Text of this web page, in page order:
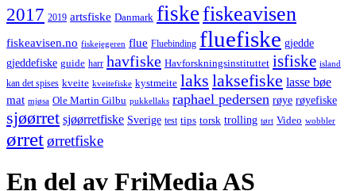
2017 2019 artsfiske Danmark fiskefiskeavisen
fiskeavisen.no fiskejegeren flue Fluebinding fluefiske gjedde
gjeddefiske guide harr havfiske Havforskningsinstituttet isfiske island
kan det spises kveite kveitefiske kystmeite laks laksefiske lasse bøe
mat mjøsa Ole Martin Gilbu pukkellaks raphael pedersen røye røyefiske
sjøørret sjøørretfiske Sverige test tips torsk trolling tørt Video wobbler
ørretørretfiske
En del av FriMedia AS